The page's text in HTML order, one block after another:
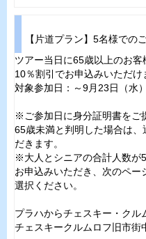
【片道プラン】5名様での
ツアー当日に65歳以上のお
10％割引でお申込みいただけ
対象参加日：～9月23日（水
※ご参加日に身分証明書をご
65歳未満と判明した場合は
だきます。
※大人とシニアの合計人数が
お申込みいただき、次のペ
選択ください。
プラハからチェスキー・クル
チェスキークルムロフ旧市街